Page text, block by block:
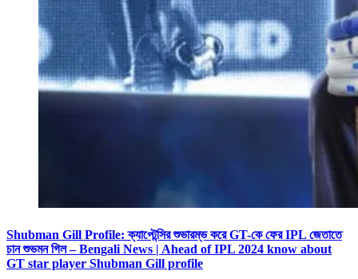
Shubman Gill Profile: ক্যাপ্টেন্সির শুভারম্ভ করে GT-কে ফের IPL জেতাতে
চান শুভমন গিল – Bengali News | Ahead of IPL 2024 know about
GT star player Shubman Gill profile